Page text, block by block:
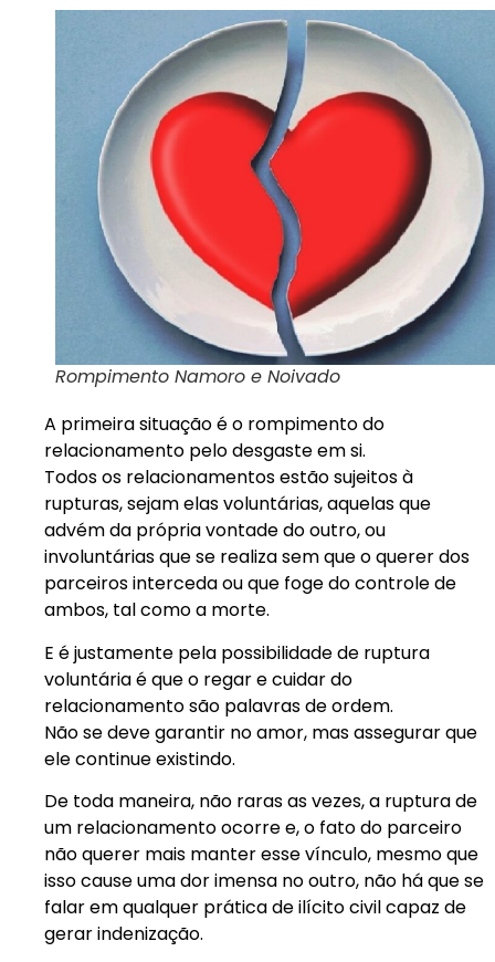
Rompimento Namoro e Noivado
A primeira situação é o rompimento do
relacionamento pelo desgaste em si.
Todos os relacionamentos estão sujeitos à
rupturas, sejam elas voluntárias, aquelas que
advém da própria vontade do outro, ou
involuntárias que se realiza sem que o querer dos
parceiros interceda ou que foge do controle de
ambos, tal como a morte.
E é justamente pela possibilidade de ruptura
voluntária é que o regar e cuidar do
relacionamento são palavras de ordem.
Não se deve garantir no amor, mas assegurar que
ele continue existindo.
De toda maneira, não raras as vezes, a ruptura de
um relacionamento ocorre e, o fato do parceiro
não querer mais manter esse vínculo, mesmo que
isso cause uma dor imensa no outro, não há que se
falar em qualquer prática de ilícito civil capaz de
gerar indenização.